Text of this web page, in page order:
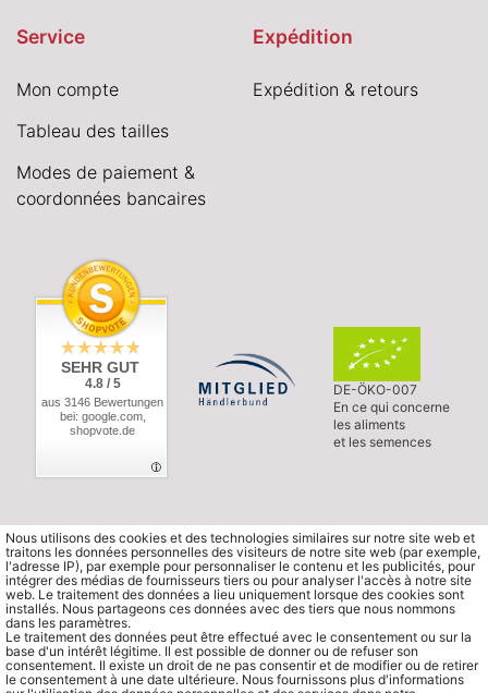
Service
Mon compte
Tableau des tailles
Modes de paiement &
coordonnées bancaires
Expédition
Expédition & retours
SEHR GUT
4.8 / 5
aus 3146 Bewertungen
bei: google.com,
shopvote.de
DE-ÖKO-007
En ce qui concerne
les aliments
et les semences
Nous utilisons des cookies et des technologies similaires sur notre site web et
traitons les données personnelles des visiteurs de notre site web (par exemple,
l'adresse IP), par exemple pour personnaliser le contenu et les publicités, pour
intégrer des médias de fournisseurs tiers ou pour analyser l'accès à notre site
web. Le traitement des données a lieu uniquement lorsque des cookies sont
installés. Nous partageons ces données avec des tiers que nous nommons
dans les paramètres.
Le traitement des données peut être effectué avec le consentement ou sur la
base d'un intérêt légitime. Il est possible de donner ou de refuser son
consentement. Il existe un droit de ne pas consentir et de modifier ou de retirer
le consentement à une date ultérieure. Nous fournissons plus d'informations